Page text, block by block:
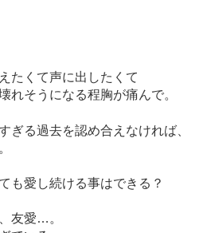
たくて声に出したくて
れそうになる程胸が痛んで。
ぎる過去を認め合えなければ、
も愛し続ける事はできる？
友愛…。